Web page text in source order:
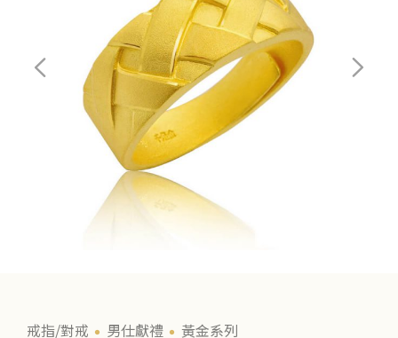
戒指/對戒 男仕獻禮 黃金系列